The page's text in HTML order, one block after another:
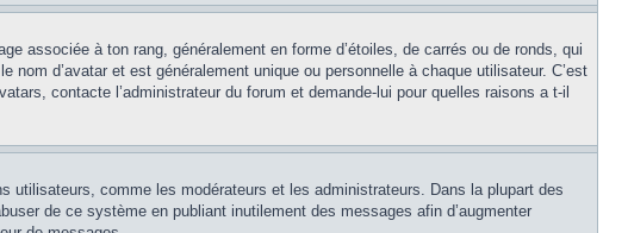
associée à ton rang, généralement en forme d’étoiles, de carrés ou de ronds, qui
d’avatar et est généralement unique ou personnelle à chaque utilisateur. C’est
contacte l’administrateur du forum et demande-lui pour quelles raisons a t-il
utilisateurs, comme les modérateurs et les administrateurs. Dans la plupart des
de ce système en publiant inutilement des messages afin d’augmenter